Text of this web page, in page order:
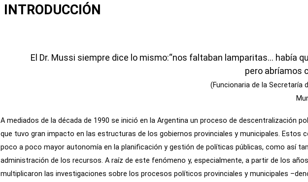
INTRODUCCIÓN
El Dr. Mussi siempre dice lo mismo:“nos faltaban lamparitas… había
pero abríamos
(Funcionaria de la Secretaría
A mediados de la década de 1990 se inició en la Argentina un proceso de descentralización
que tuvo gran impacto en las estructuras de los gobiernos provinciales y municipales. Estos
poco a poco mayor autonomía en la planificación y gestión de políticas públicas, como así
administración de los recursos. A raíz de este fenómeno y, especialmente, a partir de los
multiplicaron las investigaciones sobre los procesos políticos provinciales y municipales